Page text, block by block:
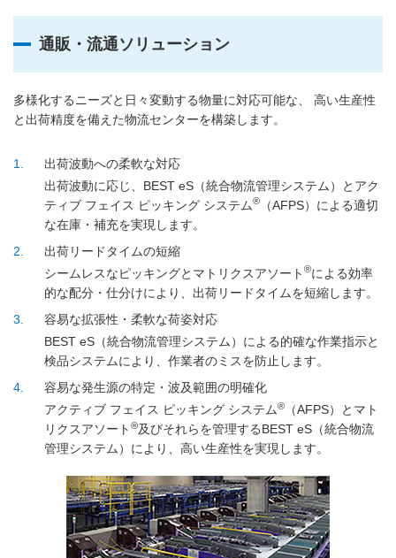
通販・流通ソリューション
多様化するニーズと日々変動する物量に対応可能な、 高い生産性
と出荷精度を備えた物流センターを構築します。
1
出荷波動への柔軟な対応
出荷波動に応じ、BEST eS（統合物流管理システム）とアク
ティブ フェイス ピッキング システム®
（AFPS）による適切
な在庫・補充を実現します。
2
出荷リードタイムの短縮
シームレスなピッキングとマトリクスアソート ®による効率
的な配分・仕分けにより、出荷リードタイムを短縮します。
3
容易な拡張性・柔軟な荷姿対応
BEST eS（統合物流管理システム）による的確な作業指示と
検品システムにより、作業者のミスを防止します。
4
容易な発生源の特定・波及範囲の明確化
アクティブ フェイス ピッキング システム®
（AFPS）とマト
リクスアソート ®及びそれらを管理するBEST eS（統合物流
管理システム）により、高い生産性を実現します。